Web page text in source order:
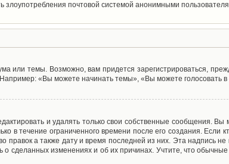
злоупотребления почтовой системой анонимными
или темы. Возможно, вам придется зарегистрироваться,
«Вы можете начинать темы», «Вы можете голосовать в
и удалять только свои собственные сообщения. Вы
в течение ограниченного времени после его создания. Если
а также дату и время последней из них. Эта надпись не
сделанных изменениях и об их причинах. Учтите, что